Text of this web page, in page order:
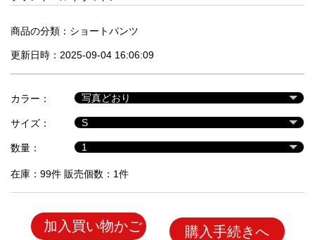
商
セ
ル
品
商品の分類： ショートパンツ
更新日時：2025-09-04 16:06:09
カラー：
サイズ：
数量：
在庫：99件 販売個数：1件
加入買い物かご 購入手続きへ